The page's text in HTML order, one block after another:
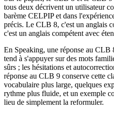
tous deux décrivent un utilisateur
barème CELPIP et dans
précis. Le CLB 8, c'est un anglais
c'est un anglais compétent avec
En Speaking, une réponse au CLB
tend à s'appuyer sur des mots
sûrs ; les hésitations et
réponse au CLB 9 conserve cette
vocabulaire plus large, quelques
rythme plus fluide, et un exemple
lieu de simplement la reformuler.